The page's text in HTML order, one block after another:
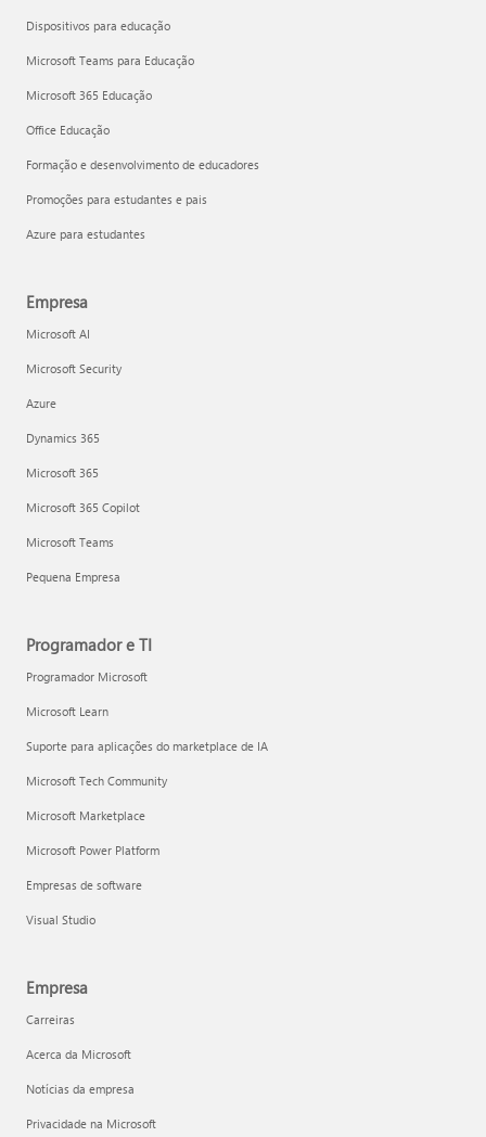
Dispositivos para educação
Microsoft Teams para Educação
Microsoft 365 Educação
Office Educação
Formação e desenvolvimento de educadores
Promoções para estudantes e pais
Azure para estudantes
Empresa
Microsoft AI
Microsoft Security
Azure
Dynamics 365
Microsoft 365
Microsoft 365 Copilot
Microsoft Teams
Pequena Empresa
Programador e TI
Programador Microsoft
Microsoft Learn
Suporte para aplicações do marketplace de IA
Microsoft Tech Community
Microsoft Marketplace
Microsoft Power Platform
Empresas de software
Visual Studio
Empresa
Carreiras
Acerca da Microsoft
Notícias da empresa
Privacidade na Microsoft